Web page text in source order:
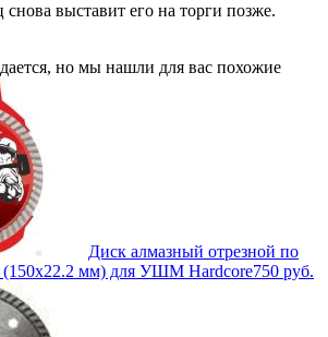
выставит его на торги позже.
но мы нашли для вас похожие
Диск алмазный отрезной по
мм) для УШМ Hardcore750 руб.